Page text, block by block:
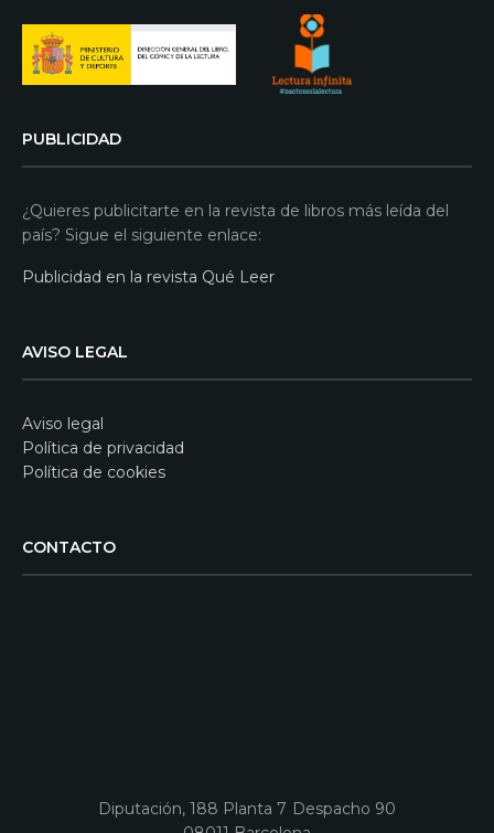
PUBLICIDAD
¿Quieres publicitarte en la revista de libros más leída del
país? Sigue el siguiente enlace:
Publicidad en la revista Qué Leer
AVISO LEGAL
Aviso legal
Política de privacidad
Política de cookies
CONTACTO
Diputación, 188 Planta 7 Despacho 90